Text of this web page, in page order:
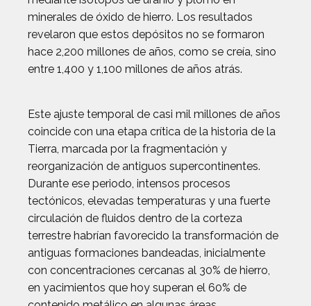
minerales de óxido de hierro. Los resultados
revelaron que estos depósitos no se formaron
hace 2,200 millones de años, como se creía, sino
entre 1,400 y 1,100 millones de años atrás.
Este ajuste temporal de casi mil millones de años
coincide con una etapa crítica de la historia de la
Tierra, marcada por la fragmentación y
reorganización de antiguos supercontinentes.
Durante ese periodo, intensos procesos
tectónicos, elevadas temperaturas y una fuerte
circulación de fluidos dentro de la corteza
terrestre habrían favorecido la transformación de
antiguas formaciones bandeadas, inicialmente
con concentraciones cercanas al 30% de hierro,
en yacimientos que hoy superan el 60% de